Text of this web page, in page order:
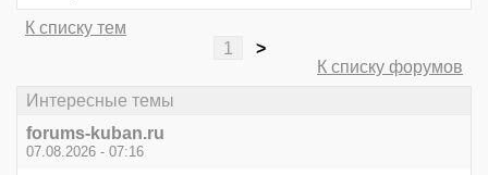
К списку тем
1
>
К списку форумов
Интересные темы
forums-kuban.ru
07.08.2026 - 07:16